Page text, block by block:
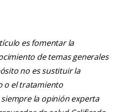
es fomentar la
de temas generales
no es sustituir la
o el tratamiento
la opinión experta